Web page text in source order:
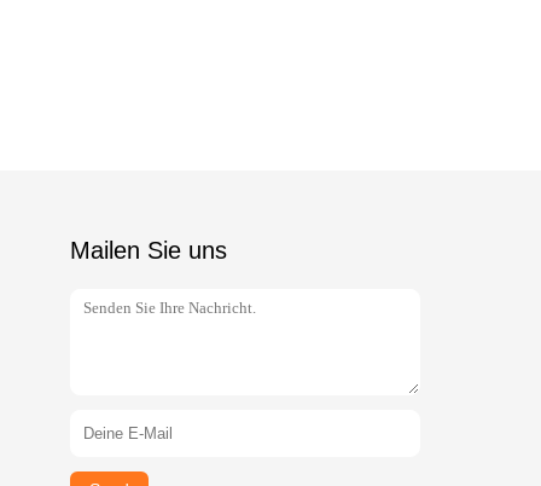
Mailen Sie uns